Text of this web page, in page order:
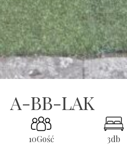
A-BB-LAK
10Gość 3db